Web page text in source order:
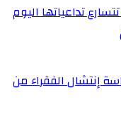
تداعياتها اليوم
إنتشال الفقراء من